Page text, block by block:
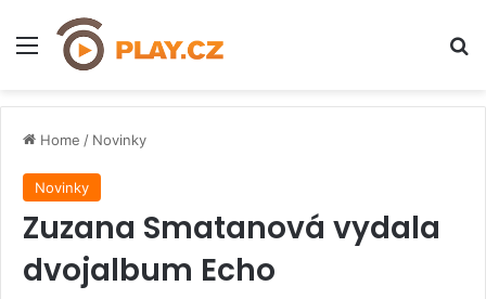
Menu
Home / Novinky
Novinky
Zuzana Smatanová vydala
dvojalbum Echo